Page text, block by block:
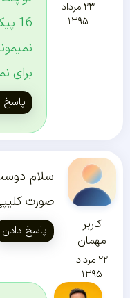
۲۳ مرداد
۱۳۹۵
برای
پاسخ
کاربر
مهمان
۲۲ مرداد
۱۳۹۵
سلام
صورت
پاسخ دادن